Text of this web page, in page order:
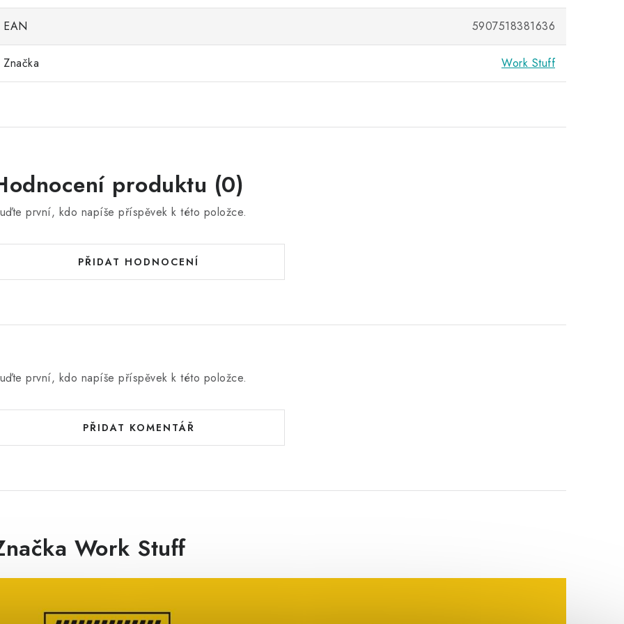
EAN 5907518381636
Značka Work Stuff
produktu (0)
první, kdo napíše příspěvek k této položce.
PŘIDAT HODNOCENÍ
první, kdo napíše příspěvek k této položce.
PŘIDAT KOMENTÁŘ
Work Stuff